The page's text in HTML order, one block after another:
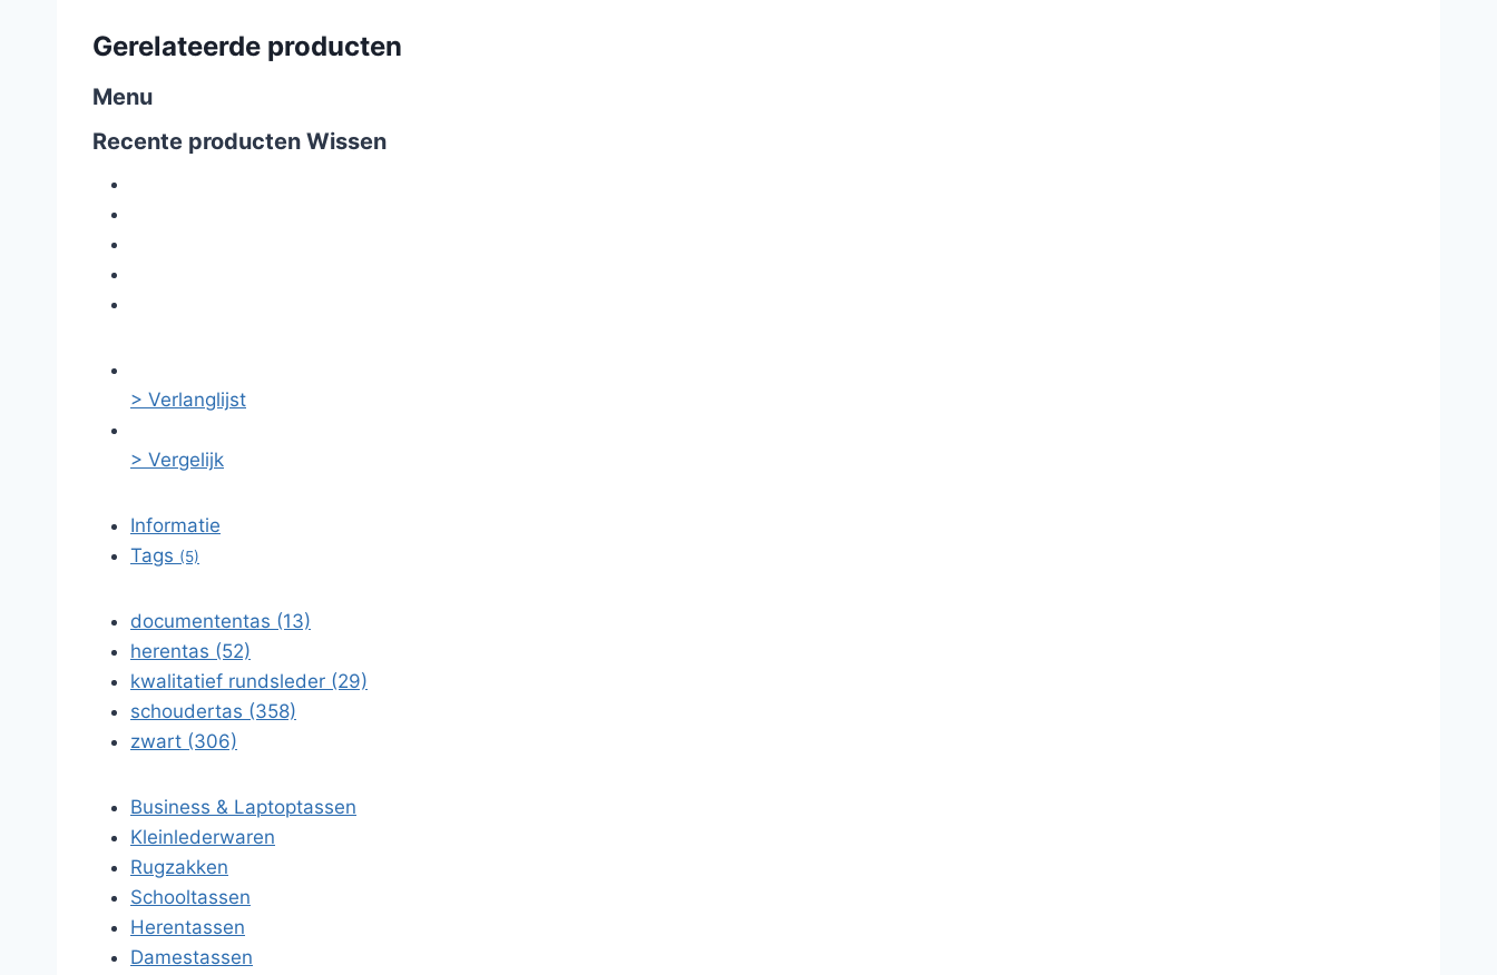
Gerelateerde producten
Menu
Recente producten Wissen
> Verlanglijst
> Vergelijk
Informatie
Tags (5)
documententas (13)
herentas (52)
kwalitatief rundsleder (29)
schoudertas (358)
zwart (306)
Business & Laptoptassen
Kleinlederwaren
Rugzakken
Schooltassen
Herentassen
Damestassen